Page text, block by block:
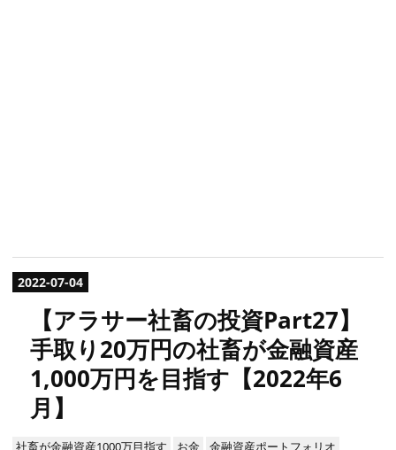
2022-07-04
【アラサー社畜の投資Part27】
手取り20万円の社畜が金融資産
1,000万円を目指す【2022年6
月】
社畜が金融資産1000万目指す お金
金融資産ポートフォリオ